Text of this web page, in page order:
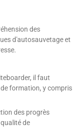
des
d'autosauvetage et
il faut
formation, y compris
des progrès
de